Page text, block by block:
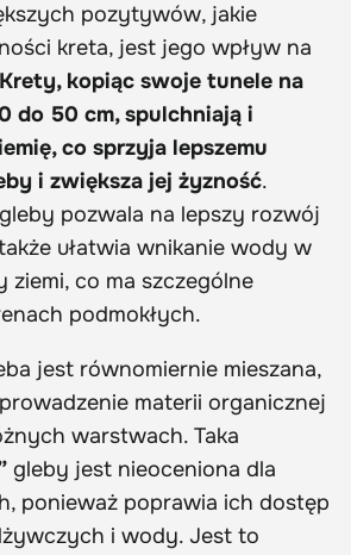
pozytywów, jakie
kreta, jest jego wpływ na
Krety, kopiąc swoje tunele na
do 50 cm, spulchniają i
co sprzyja lepszemu
i zwiększa jej żyzność.
pozwala na lepszy rozwój
ułatwia wnikanie wody w
ziemi, co ma szczególne
podmokłych.
jest równomiernie mieszana,
materii organicznej
warstwach. Taka
gleby jest nieoceniona dla
ponieważ poprawia ich dostęp
i wody. Jest to